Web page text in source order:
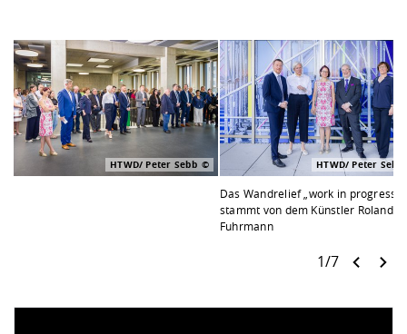
HTWD/ Peter Sebb HTWD/ Peter Sebb
Das Wandrelief „work in progress“
stammt von dem Künstler Roland
Fuhrmann
1/7